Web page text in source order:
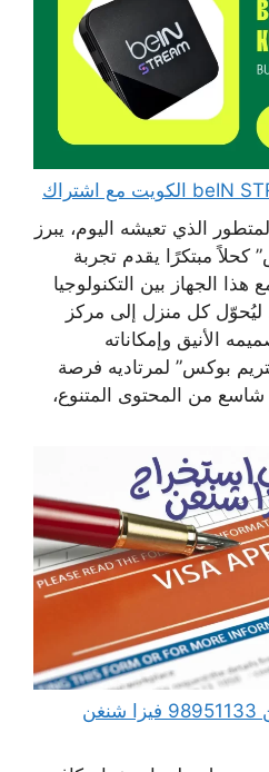
الذي تعيشه اليوم، يبرز
مبتكرًا يقدم تجربة
الجهاز بين التكنولوجيا
ليُحوّل كل منزل إلى مركز
الأنيق وإمكاناته
بوكس” لمرتاديه فرصة
شاسع من المحتوى المتنوع،
مكتب استخراج فيزا شنغن 98951133 فيزا شنغن